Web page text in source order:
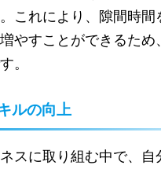
これにより、隙間時間
やすことができるため
。
ルの向上
スに取り組む中で、自